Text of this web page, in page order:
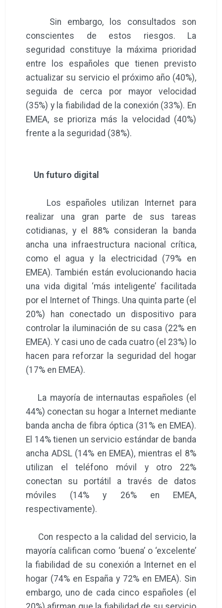
Sin embargo, los consultados son
conscientes de estos riesgos. La
seguridad constituye la máxima prioridad
entre los españoles que tienen previsto
actualizar su servicio el próximo año (40%),
seguida de cerca por mayor velocidad
(35%) y la fiabilidad de la conexión (33%). En
EMEA, se prioriza más la velocidad (40%)
frente a la seguridad (38%).
Un futuro digital
Los españoles utilizan Internet para
realizar una gran parte de sus tareas
cotidianas, y el 88% consideran la banda
ancha una infraestructura nacional crítica,
como el agua y la electricidad (79% en
EMEA). También están evolucionando hacia
una vida digital ‘más inteligente’ facilitada
por el Internet of Things. Una quinta parte (el
20%) han conectado un dispositivo para
controlar la iluminación de su casa (22% en
EMEA). Y casi uno de cada cuatro (el 23%) lo
hacen para reforzar la seguridad del hogar
(17% en EMEA).
La mayoría de internautas españoles (el
44%) conectan su hogar a Internet mediante
banda ancha de fibra óptica (31% en EMEA).
El 14% tienen un servicio estándar de banda
ancha ADSL (14% en EMEA), mientras el 8%
utilizan el teléfono móvil y otro 22%
conectan su portátil a través de datos
móviles (14% y 26% en EMEA,
respectivamente).
Con respecto a la calidad del servicio, la
mayoría califican como ‘buena’ o ‘excelente’
la fiabilidad de su conexión a Internet en el
hogar (74% en España y 72% en EMEA). Sin
embargo, uno de cada cinco españoles (el